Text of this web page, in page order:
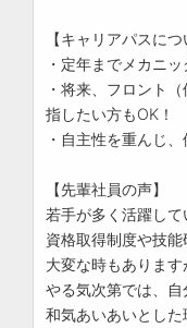
【キャリアパスにつ
・定年までメカニッ
・将来、フロント
指したい方もOK！
・自主性を重んじ
【先輩社員の声】
若手が多く活躍して
資格取得制度や技能
大変な時もあります
やる気次第では、自
和気あいあいとした